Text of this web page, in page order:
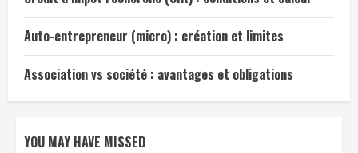
Auto-entrepreneur (micro) : création et limites
Association vs société : avantages et obligations
YOU MAY HAVE MISSED